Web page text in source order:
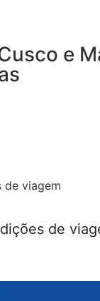
e
de viagem
de